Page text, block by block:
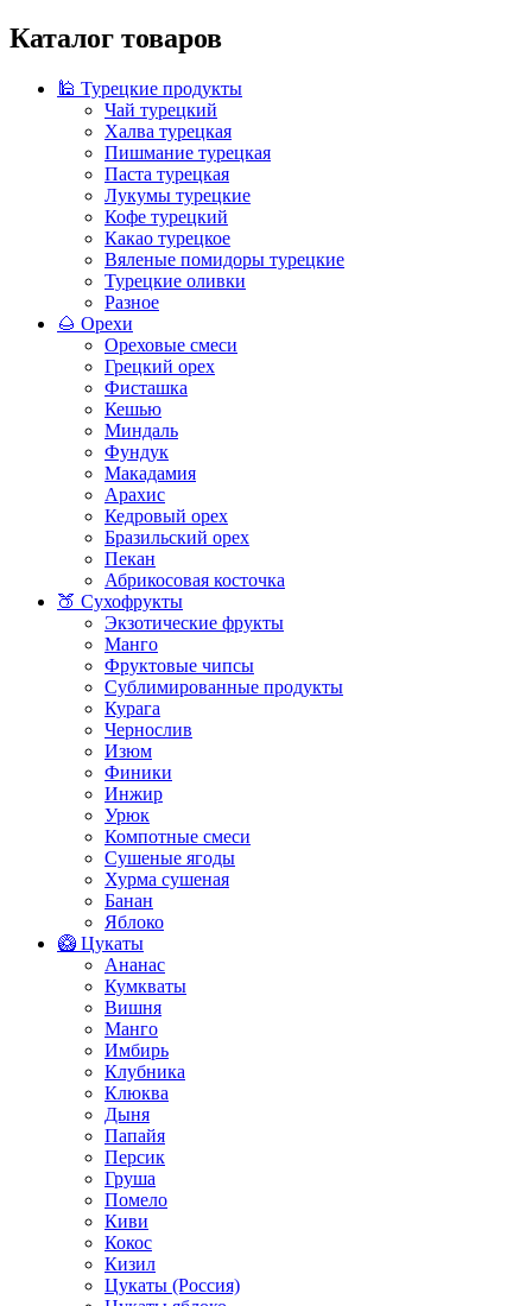
Каталог товаров
🕌 Турецкие продукты
Чай турецкий
Халва турецкая
Пишмание турецкая
Паста турецкая
Лукумы турецкие
Кофе турецкий
Какао турецкое
Вяленые помидоры турецкие
Турецкие оливки
Разное
🌰 Орехи
Ореховые смеси
Грецкий орех
Фисташка
Кешью
Миндаль
Фундук
Макадамия
Арахис
Кедровый орех
Бразильский орех
Пекан
Абрикосовая косточка
🍑 Сухофрукты
Экзотические фрукты
Манго
Фруктовые чипсы
Сублимированные продукты
Курага
Чернослив
Изюм
Финики
Инжир
Урюк
Компотные смеси
Сушеные ягоды
Хурма сушеная
Банан
Яблоко
🥝 Цукаты
Ананас
Кумкваты
Вишня
Манго
Имбирь
Клубника
Клюква
Дыня
Папайя
Персик
Груша
Помело
Киви
Кокос
Кизил
Цукаты (Россия)